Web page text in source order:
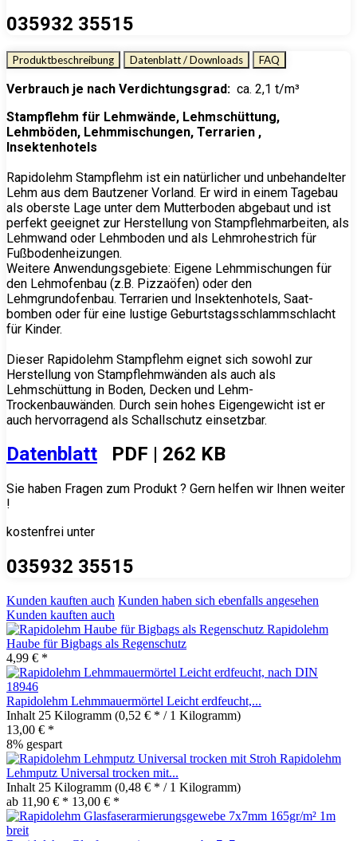
035932 35515
Produktbeschreibung Datenblatt / Downloads FAQ
Verbrauch je nach Verdichtungsgrad: ca. 2,1 t/m³
Stampflehm für Lehmwände, Lehmschüttung,
Lehmböden, Lehmmischungen, Terrarien ,
Insektenhotels
Rapidolehm Stampflehm ist ein natürlicher und unbehandelter
Lehm aus dem Bautzener Vorland. Er wird in einem Tagebau
als oberste Lage unter dem Mutterboden abgebaut und ist
perfekt geeignet zur Herstellung von Stampflehmarbeiten, als
Lehmwand oder Lehmboden und als Lehmrohestrich für
Fußbodenheizungen.
Weitere Anwendungsgebiete: Eigene Lehmmischungen für
den Lehmofenbau (z.B. Pizzaöfen) oder den
Lehmgrundofenbau. Terrarien und Insektenhotels, Saat-
bomben oder für eine lustige Geburtstagsschlammschlacht
für Kinder.
Dieser Rapidolehm Stampflehm eignet sich sowohl zur
Herstellung von Stampflehmwänden als auch als
Lehmschüttung in Boden, Decken und Lehm-
Trockenbauwänden. Durch sein hohes Eigengewicht ist er
auch hervorragend als Schallschutz einsetzbar.
Datenblatt PDF | 262 KB
Sie haben Fragen zum Produkt ? Gern helfen wir Ihnen weiter
!
kostenfrei unter
035932 35515
Kunden kauften auch Kunden haben sich ebenfalls angesehen
Kunden kauften auch
Rapidolehm
Haube für Bigbags als Regenschutz
4,99 € *
Rapidolehm Lehmmauermörtel Leicht erdfeucht,...
Inhalt 25 Kilogramm (0,52 € * / 1 Kilogramm)
13,00 € *
8% gespart
Rapidolehm
Lehmputz Universal trocken mit...
Inhalt 25 Kilogramm (0,48 € * / 1 Kilogramm)
ab 11,90 € * 13,00 € *